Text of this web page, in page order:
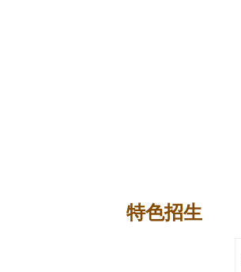
特色招生